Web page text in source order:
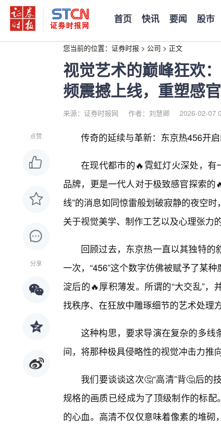
首页 快讯 要闻 股市
您当前的位置： 证券时报 > 公司 > 正文
视觉艺术的巅峰狂欢
频震撼上线，重塑感
来源：证券时报网 作者：刘慧卿 2026-02-07
点赞
分享
传奇的延续与革新：东京热456开启
在现代都市的🔥霓虹灯火深处，有
品牌，更是一代人对于极致感官探索的
线”的消息如同惊雷般划破寂静的夜空
关于视觉美学、制作工艺以及心理张力
回顾过去，东京热一直以其独特
一次，“456”这个数字仿佛被赋予了某
淀后的🔥厚积薄发。所谓的“大交乱”
找秩序、在狂放中雕琢细节的艺术处理
这种构思，要求导演在复杂的多线
间，将那种极具侵略性的视觉冲击力推
我们要谈谈这次🤔“高清”背🤔后
规格的画质已经成为了顶级制作的标
的心血。高清不仅仅意味着像素的堆